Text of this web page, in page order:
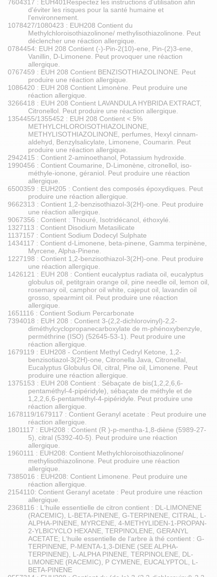
7604317 : EUH401Respectez les instructions d'utilisation afin
d'éviter les risques pour la santé humaine et
l'environnement.
1078427/1080423 : EUH208 Contient du
Methylchloroisothiazolinone/ methylisothiazolinone. Peut
déclencher une réaction allergique.
0784454: EUH 208 Contient (-)-Pin-2(10)-ene, Pin-(2)3-ene,
Vanillin, D-Limonene. Peut provoquer une réaction
allergique.
0767459 : EUH 208 Contient BENZISOTHIAZOLINONE. Peut
produire une réaction allergique.
1086420 : EUH 208 Contient Limonène. Peut produire une
réaction allergique.
3266418 : EUH 208 Contient LAVANDULA HYBRIDA EXTRACT,
Citronellol. Peut produire une réaction allergique.
1354455/1355452 : EUH 208 Contient < 5%
METHYLCHLOROISOTHIAZOLINONE,
METHYLISOTHIAZOLINONE, perfumes, Hexyl cinnam-
aldehyd, Benzylsalicylate, Limonene, Coumarin. Peut
produire une réaction allergique.
2942415 : Contient 2-aminoethanol, Potassium hydroxide.
1990456 : Contient Coumarine, D-Limonène, citronellol, iso-
méthyle-ionone, géraniol. Peut produire une réaction
allergique.
6500359 : EUH205 : Contient des composés époxydiques. Peut
produire une réaction allergique.
9662313 : Contient 1,2-benzisothiazol-3(2H)-one. Peut produire
une réaction allergique.
9067356 : Contient : Thiouré, Isotridécanol, éthoxylé.
1327113 : Contient Disodium Metasilicate
1137157 : Contient Sodium Dodecyl Sulphate
1434117 : Contient d-Limonene, beta-pinene, Gamma terpinène,
Myrcene, Alpha-Pinene.
1227198 : Contient 1,2-benzisothiazol-3(2H)-one. Peut produire
une réaction allergique.
1426121 : EUH 208 : Contient eucalyptus radiata oil, eucalyptus
globulus oil, petitgrain orange oil, pine needle oil, lemon oil,
rosemary oil, camphor oil white, cajeput oil, lavandin oil
grosso, spearmint oil. Peut produire une réaction
allergique.
1651116 : Contient Sodium Percarbonate
7394018 : EUH 208 : Contient 3-(2,2-dichlorovinyl)-2,2-
diméthylcyclopropanecarboxylate de m-phénoxybenzyle,
perméthrine (ISO) (52645-53-1). Peut produire une
réaction allergique.
1679119 : EUH208 - Contient Methyl Cedryl Ketone, 1,2-
benzisotiazol-3(2H)-one, Citronella Java, Citronellal,
Eucalyptus Globulus Oil, citral, Pine oil, Limonene. Peut
produire une réaction allergique.
1375153 : EUH 208 Contient : Sébaçate de bis(1,2,2,6,6-
pentaméthyl-4-pipéridyle), sébaçate de méthyle et de
1,2,2,6,6-pentaméthyl-4-pipéridyle. Peut produire une
réaction allergique.
1678119/1679117 : Contient Geranyl acetate : Peut produire une
réaction allergique.
1801117 : EUH208 : Contient (R )-p-mentha-1,8-diène (5989-27-
5), citral (5392-40-5). Peut produire une réaction
allergique.
1960111 : EUH208: Contient Methylchloroisothiazolinone/
methylisothiazolinone. Peut produire une réaction
allergique.
7385016 : EUH208: Contient Limonene. Peut produire une
réaction allergique.
2154110: Contient Geranyl acetate : Peut produire une réaction
allergique.
2368116 : L‘huile essentielle de citron contient : DL-LIMONENE
(RACEMIC), L-BETA-PINENE, G-TERPINENE, CITRAL, L-
ALPHA-PINENE, MYRCENE, 4-METHYLIDEN-1-PROPAN-
2-YLBICYCLO HEXANE, TERPINOLENE, GERANYL
ACETATE; L‘huile essentielle de l‘arbre à thé contient : G-
TERPINENE, P-MENTA-1,3-DIENE (SEE ALPHA-
TERPINENE), L-ALPHA PINENE, TERPINOLENE, DL-
LIMONENE (RACEMIC), P CYMENE, EUCALYPTOL, L-
BETA-PINENE